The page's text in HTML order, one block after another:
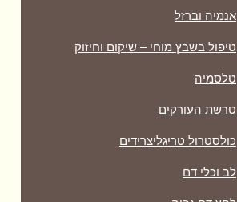
אנמיה וברזל
טיפול בשבץ מוחי – שיקום וחיזוק
טלסמיה
טרשת העורקים
כולסטרול טריגליצרידים
לב וכלי דם